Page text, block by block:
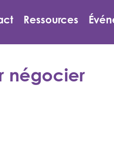
Ressources
négocier